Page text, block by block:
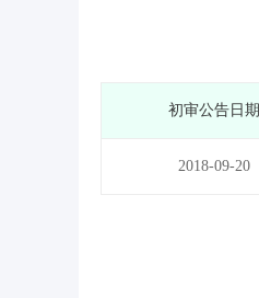
初审公告日期
2018-09-20